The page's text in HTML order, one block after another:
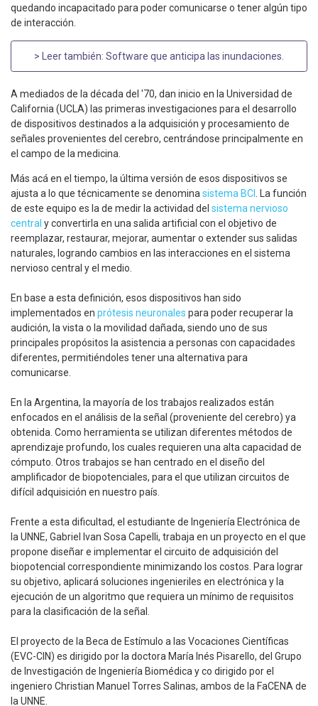
quedando incapacitado para poder comunicarse o tener algún tipo
de interacción.
> Leer también: Software que anticipa las inundaciones
A mediados de la década del '70, dan inicio en la Universidad de
California (UCLA) las primeras investigaciones para el desarrollo
de dispositivos destinados a la adquisición y procesamiento de
señales provenientes del cerebro, centrándose principalmente en
el campo de la medicina.
Más acá en el tiempo, la última versión de esos dispositivos se
ajusta a lo que técnicamente se denomina sistema BCI
. La función
de este equipo es la de medir la actividad del sistema nervioso
central y convertirla en una salida artificial con el objetivo de
reemplazar, restaurar, mejorar, aumentar o extender sus salidas
naturales, logrando cambios en las interacciones en el sistema
nervioso central y el medio.
En base a esta definición, esos dispositivos han sido
implementados en prótesis neuronales para poder recuperar la
audición, la vista o la movilidad dañada, siendo uno de sus
principales propósitos la asistencia a personas con capacidades
diferentes, permitiéndoles tener una alternativa para
comunicarse.
En la Argentina, la mayoría de los trabajos realizados están
enfocados en el análisis de la señal (proveniente del cerebro) ya
obtenida. Como herramienta se utilizan diferentes métodos de
aprendizaje profundo, los cuales requieren una alta capacidad de
cómputo. Otros trabajos se han centrado en el diseño del
amplificador de biopotenciales, para el que utilizan circuitos de
difícil adquisición en nuestro país.
Frente a esta dificultad, el estudiante de Ingeniería Electrónica de
la UNNE, Gabriel Ivan Sosa Capelli, trabaja en un proyecto en el que
propone diseñar e implementar el circuito de adquisición del
biopotencial correspondiente minimizando los costos. Para lograr
su objetivo, aplicará soluciones ingenieriles en electrónica y la
ejecución de un algoritmo que requiera un mínimo de requisitos
para la clasificación de la señal.
El proyecto de la Beca de Estímulo a las Vocaciones Científicas
(EVC-CIN) es dirigido por la doctora María Inés Pisarello, del Grupo
de Investigación de Ingeniería Biomédica y co dirigido por el
ingeniero Christian Manuel Torres Salinas, ambos de la FaCENA de
la UNNE.